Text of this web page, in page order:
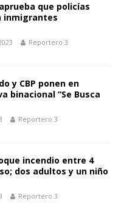
que policías
inmigrantes
Reportero 3
y CBP ponen en
binacional “Se Busca
Reportero 3
incendio entre 4
dos adultos y un niño
Reportero 3